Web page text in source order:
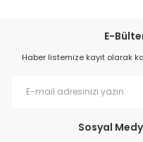
E-
Haber listemize kayıt olarak
Sosyal